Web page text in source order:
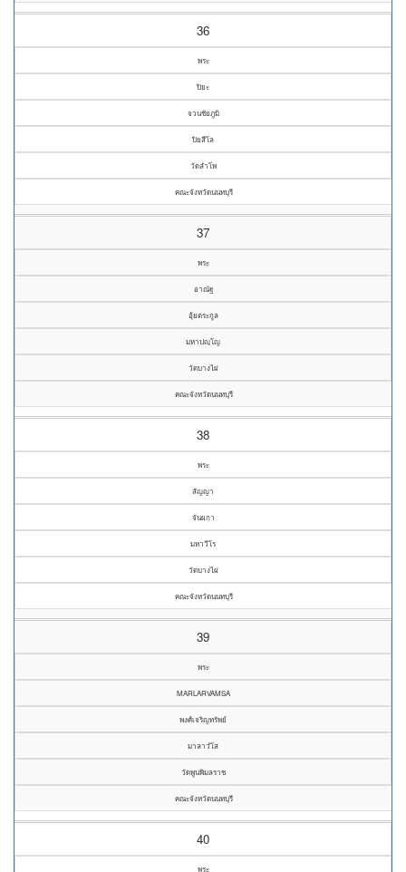
36
พระ
ปิยะ
จวนชัยภูมิ
ปิยสีโล
วัดลำโพ
คณะจังหวัดนนทบุรี
37
พระ
อาณัฐ
อุ้ยตระกูล
มหาปญฺโญ
วัดบางไผ่
คณะจังหวัดนนทบุรี
38
พระ
สัญญา
จันผกา
มหาวีโร
วัดบางไผ่
คณะจังหวัดนนทบุรี
39
พระ
MARLARVAMSA
พงศ์เจริญทรัพย์
มาลาวํโส
วัดพูนพิมลราช
คณะจังหวัดนนทบุรี
40
พระ